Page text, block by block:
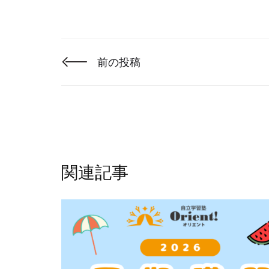
前の投稿
関連記事